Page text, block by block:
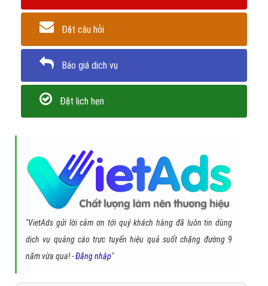
Đặt câu hỏi
Báo giá dịch vụ
Đặt lịch hẹn
"VietAds gửi lời cảm ơn tới quý khách hàng đã luôn tin dùng
dịch vụ quảng cáo trực tuyến hiệu quả suốt chặng đường 9
năm vừa qua! -Đăng nhập"